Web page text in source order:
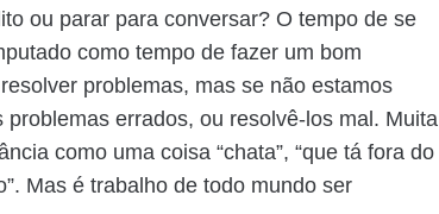
ou parar para conversar? O tempo de se
como tempo de fazer um bom
problemas, mas se não estamos
errados, ou resolvê-los mal. Muita
como uma coisa “chata”, “que tá fora do
Mas é trabalho de todo mundo ser